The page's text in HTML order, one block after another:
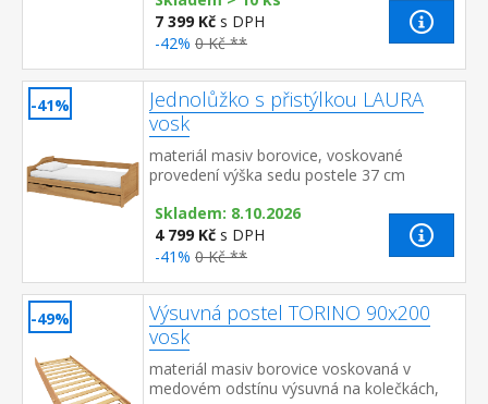
7 399 Kč s DPH
-42% 0 Kč **
-41%
Jednolůžko s přistýlkou LAURA
vosk
materiál masiv borovice, voskované
provedení výška sedu postele 37 cm
nejsou v ceně výsuv možno využít...
Skladem: 8.10.2026
4 799 Kč s DPH
-41% 0 Kč **
-49%
Výsuvná postel TORINO 90x200
vosk
materiál masiv borovice voskovaná v
medovém odstínu výsuvná na kolečkách,